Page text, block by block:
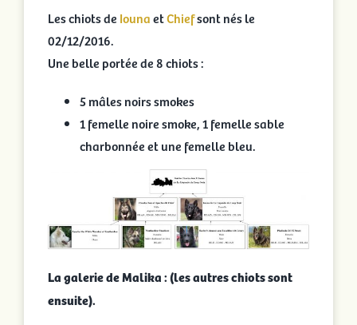
Les chiots de IounaetChiefsont nés le
02/12/2016.
Une belle portée de 8 chiots :
5 mâles noirs smokes
1 femelle noire smoke, 1 femelle sable
charbonnée et une femelle bleu.
La galerie de Malika : (les autres chiots sont
ensuite).